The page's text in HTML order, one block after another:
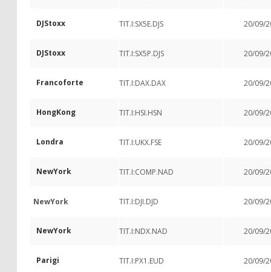
DJStoxx TIT.I:SX5E.DJS 20/09/
DJStoxx TIT.I:SX5P.DJS 20/09/
Francoforte TIT.I:DAX.DAX 20/09/
HongKong TIT.I:HSI.HSN 20/09/
Londra TIT.I:UKX.FSE 20/09/
NewYork TIT.I:COMP.NAD 20/09/
NewYork TIT.I:DJI.DJD 20/09/
NewYork TIT.I:NDX.NAD 20/09/
Parigi TIT.I:PX1.EUD 20/09/